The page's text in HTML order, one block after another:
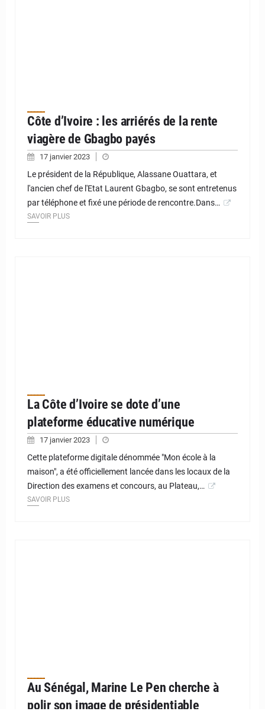
Côte d’Ivoire : les arriérés de la rente
viagère de Gbagbo payés
17 janvier 2023
Le président de la République, Alassane Ouattara, et
l'ancien chef de l'Etat Laurent Gbagbo, se sont entretenus
par téléphone et fixé une période de rencontre.Dans…
SAVOIR PLUS
La Côte d’Ivoire se dote d’une
plateforme éducative numérique
17 janvier 2023
Cette plateforme digitale dénommée "Mon école à la
maison", a été officiellement lancée dans les locaux de la
Direction des examens et concours, au Plateau,…
SAVOIR PLUS
Au Sénégal, Marine Le Pen cherche à
polir son image de présidentiable